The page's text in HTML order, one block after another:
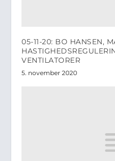
05-11-20: BO HANSEN,
VENTILATORER
5. november 2020